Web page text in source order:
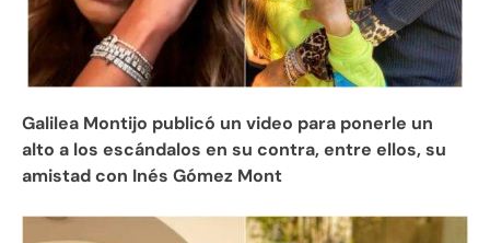
Galilea Montijo publicó un video para ponerle un
alto a los escándalos en su contra, entre ellos, su
amistad con Inés Gómez Mont